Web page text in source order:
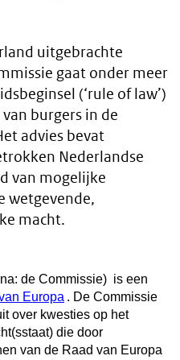
uitgebrachte
gaat onder meer
(‘rule of law’)
burgers in de
advies bevat
Nederlandse
van mogelijke
wetgevende,
macht.
de Commissie) is een
Europa . De Commissie
over kwesties op het
die door
van de Raad van Europa